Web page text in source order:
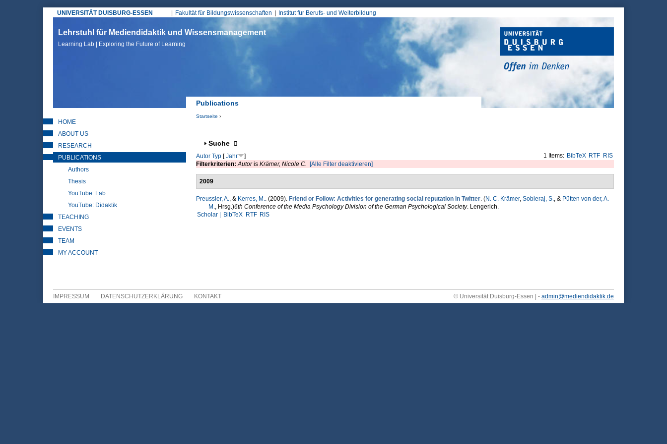
UNIVERSITÄT DUISBURG-ESSEN
Hauptmenü
Fakultät für Bildungswissenschaften Institut für Berufs- und Weiterbildung
Lehrstuhl für Mediendidaktik und Wissensmanagement
Learning Lab | Exploring the Future of Learning
Publications
Startseite ›
Anzeigen
Suche
1 Items: BibTeX RTF RIS
Autor Typ[Jahr
]
Filterkriterien:Autoris Krämer, Nicole C. [Alle Filter deaktivieren]
2009
Preussler, A., & Kerres, M.. (2009). Friend or Follow: Activities for generating social reputation in Twitter. (N. C. Krämer, Sobieraj, S., & Pütten von der, A.
M., Hrsg.)6th Conference of the Media Psychology Division of the German Psychological Society. Lengerich.
Scholar |
BibTeX RTF RIS
HOME
ABOUT US
RESEARCH
PUBLICATIONS
Authors
Thesis
YouTube: Lab
YouTube: Didaktik
TEACHING
EVENTS
TEAM
MY ACCOUNT
IMPRESSUM DATENSCHUTZERKLÄRUNG KONTAKT © Universität Duisburg-Essen | - admin@mediendidaktik.de